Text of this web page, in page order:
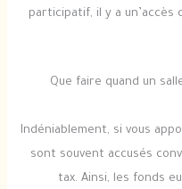
participatif, il y a
Que faire quand un
Indéniablement, si vous
sont souvent accusés
tax. Ainsi, les fonds